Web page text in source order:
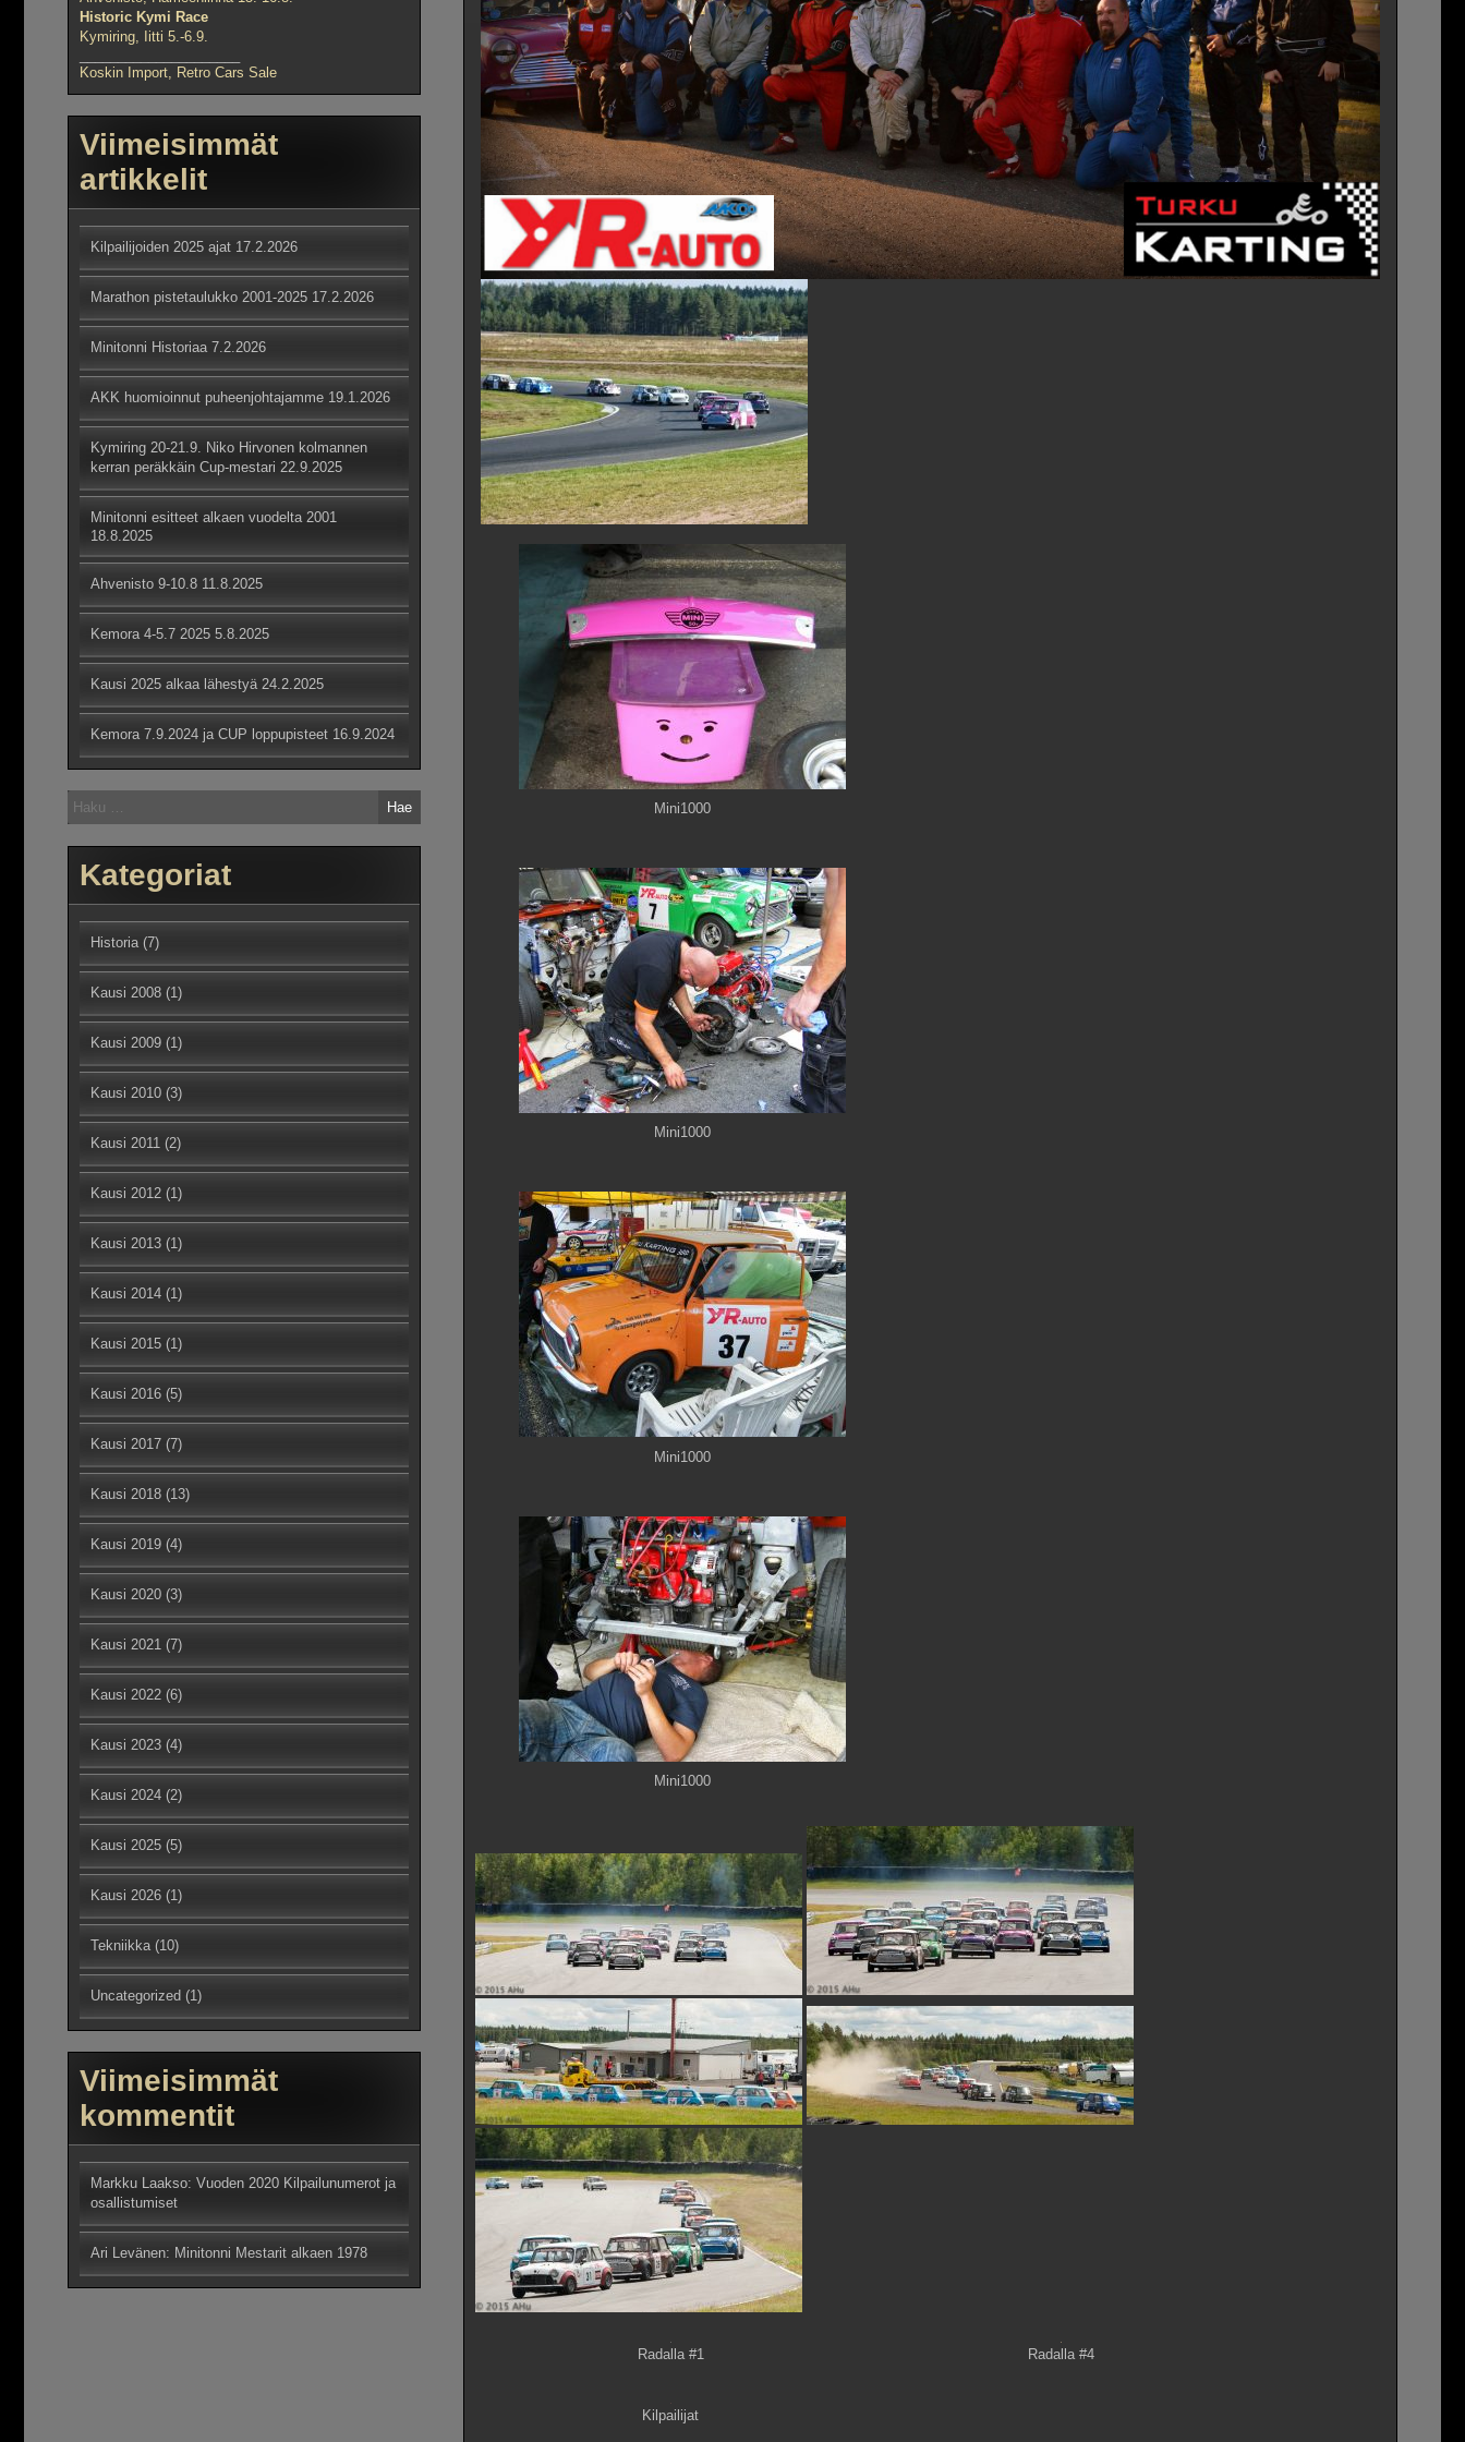
Mini1000
Mini1000
Mini1000
Mini1000
Radalla #1 Radalla #4
Kilpailijat
Historic Kymi Race
Kymiring, Iitti 5.-6.9.
Koskin Import, Retro Cars Sale
Viimeisimmät
artikkelit
Kilpailijoiden 2025 ajat 17.2.2026
Marathon pistetaulukko 2001-2025 17.2.2026
Minitonni Historiaa 7.2.2026
AKK huomioinnut puheenjohtajamme 19.1.2026
Kymiring 20-21.9. Niko Hirvonen kolmannen
kerran peräkkäin Cup-mestari 22.9.2025
Minitonni esitteet alkaen vuodelta 2001
18.8.2025
Ahvenisto 9-10.8 11.8.2025
Kemora 4-5.7 2025 5.8.2025
Kausi 2025 alkaa lähestyä 24.2.2025
Kemora 7.9.2024 ja CUP loppupisteet 16.9.2024
Haku:
Kategoriat
Historia (7)
Kausi 2008 (1)
Kausi 2009 (1)
Kausi 2010 (3)
Kausi 2011 (2)
Kausi 2012 (1)
Kausi 2013 (1)
Kausi 2014 (1)
Kausi 2015 (1)
Kausi 2016 (5)
Kausi 2017 (7)
Kausi 2018 (13)
Kausi 2019 (4)
Kausi 2020 (3)
Kausi 2021 (7)
Kausi 2022 (6)
Kausi 2023 (4)
Kausi 2024 (2)
Kausi 2025 (5)
Kausi 2026 (1)
Tekniikka (10)
Uncategorized (1)
Viimeisimmät
kommentit
Markku Laakso: Vuoden 2020 Kilpailunumerot ja
osallistumiset
Ari Levänen: Minitonni Mestarit alkaen 1978